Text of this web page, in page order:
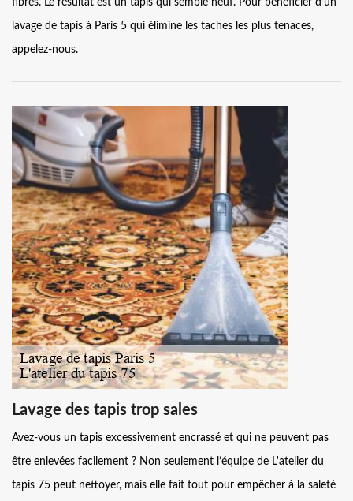
fibres. Le résultat est un tapis qui semble neuf. Pour bénéficier d’un
lavage de tapis à Paris 5 qui élimine les taches les plus tenaces,
appelez-nous.
Lavage des tapis trop sales
Avez-vous un tapis excessivement encrassé et qui ne peuvent pas
être enlevées facilement ? Non seulement l’équipe de L'atelier du
tapis 75 peut nettoyer, mais elle fait tout pour empêcher à la saleté